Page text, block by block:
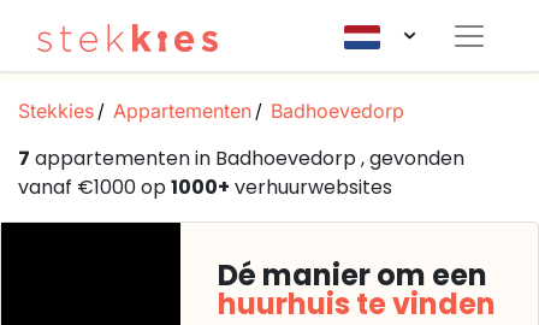
Stekkies Appartementen Badhoevedorp
7 appartementen in Badhoevedorp , gevonden
vanaf €1000 op1000+ verhuurwebsites
Dé manier om een
huurhuis te vinden